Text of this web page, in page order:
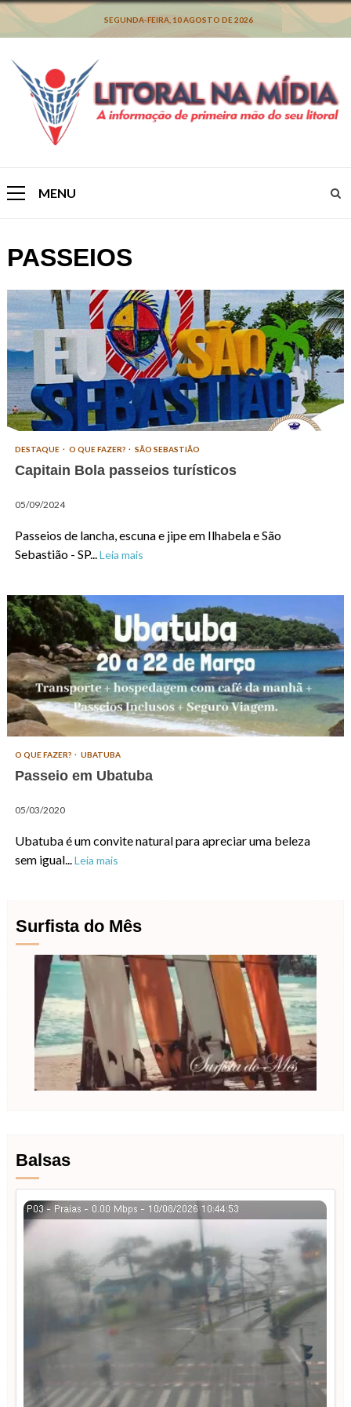
Skip
content
SEGUNDA-FEIRA, 10 AGOSTO DE 2026
PrimaryMENU
PASSEIOS
DESTAQUE O QUE FAZER? SÃO SEBASTIÃO
Capitain Bola passeios turísticos
05/09/2024
Passeios de lancha, escuna e jipe em Ilhabela e São
Sebastião - SP...Leia mais
O QUE FAZER? UBATUBA
Passeio em Ubatuba
05/03/2020
Ubatuba é um convite natural para apreciar uma beleza
sem igual...Leia mais
Surfista do Mês
Balsas